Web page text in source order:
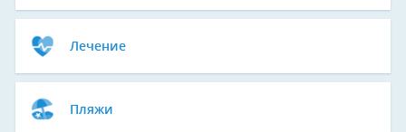
Лечение
Пляжи